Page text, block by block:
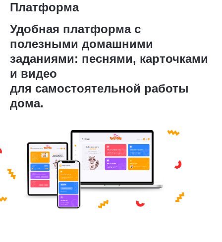
Платформа
Удобная платформа с
полезными домашними
заданиями: песнями, карточками
и видео
для самостоятельной работы
дома.